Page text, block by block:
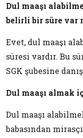
Dul maaşı
belirli bir süre var
Evet, dul maaşı
süresi vardır. Bu
SGK şubesine
Dul maaşı almak
Dul maaşı
babasından